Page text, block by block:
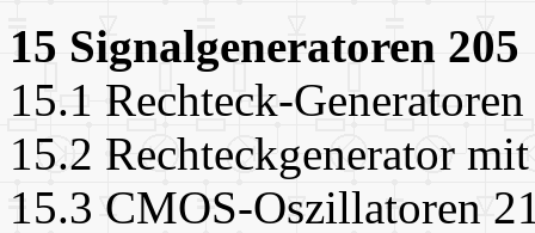
15 Signalgeneratoren 205
15.1 Rechteck-
15.2 Rechteckgenerator
15.3 CMOS-Oszillatoren